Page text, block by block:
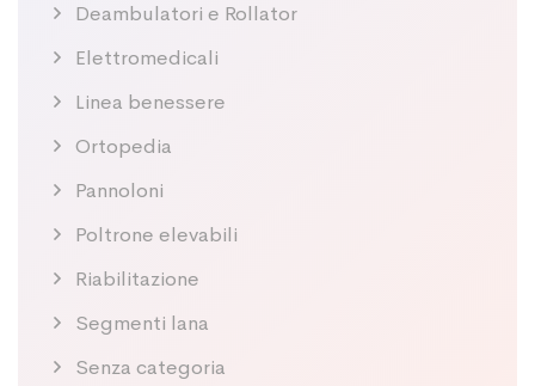
Deambulatori e Rollator
Elettromedicali
Linea benessere
Ortopedia
Pannoloni
Poltrone elevabili
Riabilitazione
Segmenti lana
Senza categoria